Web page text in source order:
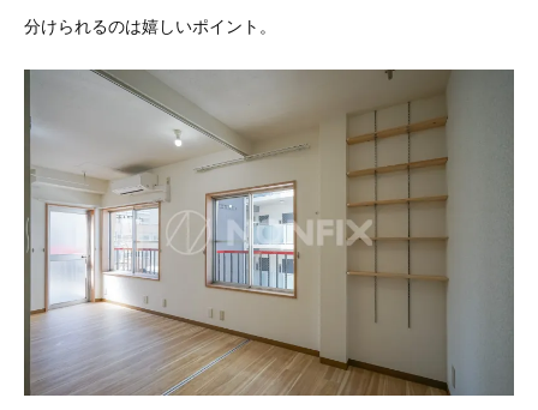
分けられるのは嬉しいポイント。